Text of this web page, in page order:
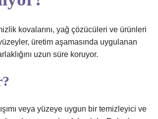
kovalarını, yağ çözücüleri ve ürünleri
üretim aşamasında uygulanan
uzun süre koruyor.
veya yüzeye uygun bir temizleyici ve